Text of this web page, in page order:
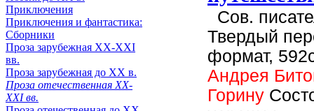
Приключения
Приключения и фантастика:
Сборники
Проза зарубежная XX-XXI
вв.
Проза зарубежная до XX в.
Проза отечественная XX-
XXI вв.
Сов.
Твердый
формат,
Андрея
Горину